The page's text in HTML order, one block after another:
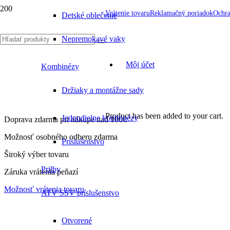
Vrátenie tovaruReklamačný poriadok
Môj účet
Producthas been added to your cart.
Detské oblečenie
Kombinézy
Jednodielne kombinézy
Prilby
Otvorené
Nepremokavé vaky
Držiaky a montážne sady
Príslušenstvo
ATV SSV príslušenstvo
Doprava zdarma pri nákupe nad 100€
Možnosť osobného odberu zdarma
Široký výber tovaru
Záruka vrátenia peňazí
Možnosť vrátenia tovaru